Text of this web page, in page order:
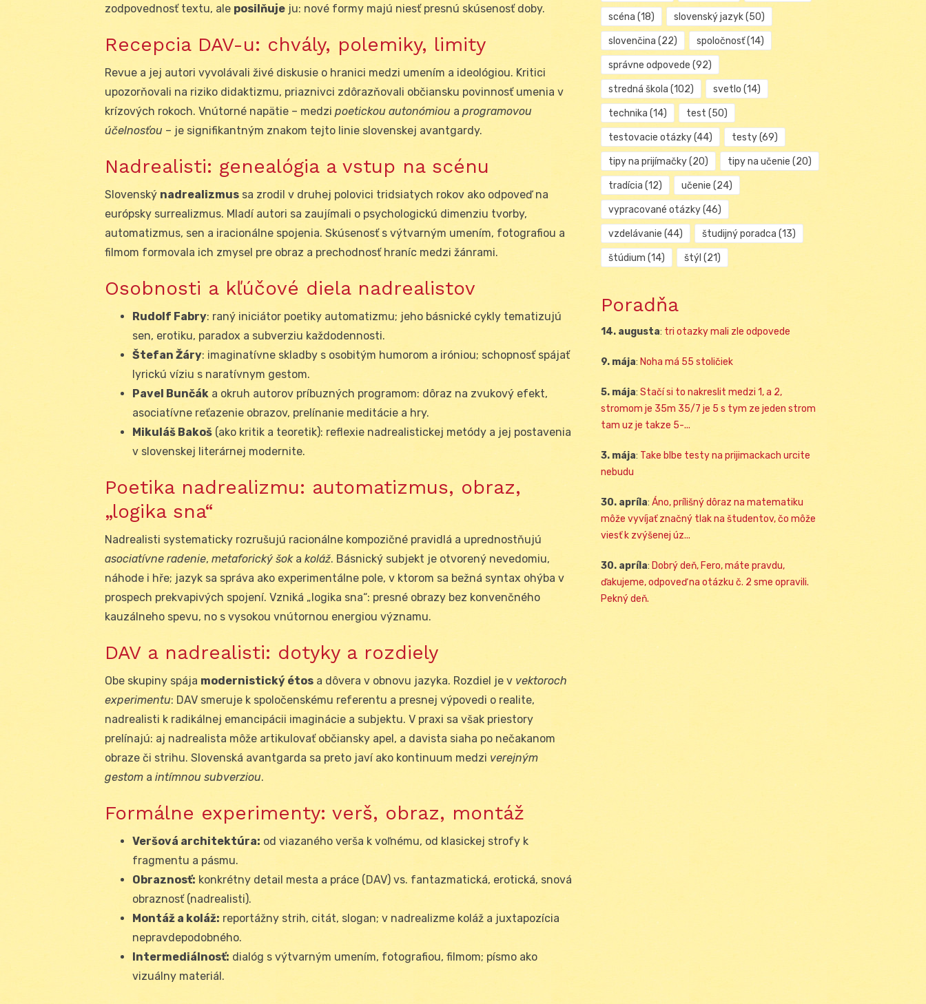
zodpovednosť textu, ale posilňuje ju: nové formy majú niesť presnú skúsenosť doby.
Recepcia DAV-u: chvály, polemiky, limity
Revue a jej autori vyvolávali živé diskusie o hranici medzi umením a ideológiou. Kritici
upozorňovali na riziko didaktizmu, priaznivci zdôrazňovali občiansku povinnosť umenia v
krízových rokoch. Vnútorné napätie – medzi poetickou autonómiou a programovou
účelnosťou – je signifikantným znakom tejto linie slovenskej avantgardy.
Nadrealisti: genealógia a vstup na scénu
Slovenský nadrealizmus sa zrodil v druhej polovici tridsiatych rokov ako odpoveď na
európsky surrealizmus. Mladí autori sa zaujímali o psychologickú dimenziu tvorby,
automatizmus, sen a iracionálne spojenia. Skúsenosť s výtvarným umením, fotografiou a
filmom formovala ich zmysel pre obraz a prechodnosť hraníc medzi žánrami.
Osobnosti a kľúčové diela nadrealistov
Rudolf Fabry: raný iniciátor poetiky automatizmu; jeho básnické cykly tematizujú
sen, erotiku, paradox a subverziu každodennosti.
Štefan Žáry: imaginatívne skladby s osobitým humorom a iróniou; schopnosť spájať
lyrickú víziu s naratívnym gestom.
Pavel Bunčák a okruh autorov príbuzných programom: dôraz na zvukový efekt,
asociatívne reťazenie obrazov, prelínanie meditácie a hry.
Mikuláš Bakoš (ako kritik a teoretik): reflexie nadrealistickej metódy a jej postavenia
v slovenskej literárnej modernite.
Poetika nadrealizmu: automatizmus, obraz,
„logika sna“
Nadrealisti systematicky rozrušujú racionálne kompozičné pravidlá a uprednostňujú
asociatívne radenie, metaforický šoka koláž. Básnický subjekt je otvorený nevedomiu,
náhode i hře; jazyk sa správa ako experimentálne pole, v ktorom sa bežná syntax ohýba v
prospech prekvapivých spojení. Vzniká „logika sna“: presné obrazy bez konvenčného
kauzálneho spevu, no s vysokou vnútornou energiou významu.
DAV a nadrealisti: dotyky a rozdiely
Obe skupiny spája modernistický étos a dôvera v obnovu jazyka. Rozdiel je v vektoroch
experimentu: DAV smeruje k spoločenskému referentu a presnej výpovedi o realite,
nadrealisti k radikálnej emancipácii imaginácie a subjektu. V praxi sa však priestory
prelínajú: aj nadrealista môže artikulovať občiansky apel, a davista siaha po nečakanom
obraze či strihu. Slovenská avantgarda sa preto javí ako kontinuum medzi verejným
gestom a intímnou subverziou.
Formálne experimenty: verš, obraz, montáž
Veršová architektúra: od viazaného verša k voľnému, od klasickej strofy k
fragmentu a pásmu.
Obraznosť: konkrétny detail mesta a práce (DAV) vs. fantazmatická, erotická, snová
obraznosť (nadrealisti).
Montáž a koláž: reportážny strih, citát, slogan; v nadrealizme koláž a juxtapozícia
nepravdepodobného.
Intermediálnosť: dialóg s výtvarným umením, fotografiou, filmom; písmo ako
vizuálny materiál.
scéna (18) slovenský jazyk(50)
slovenčina (22) spoločnosť(14)
správne odpovede (92)
stredná škola (102) svetlo (14)
technika (14) test (50)
testovacie otázky(44) testy(69)
tipy na prijímačky(20) tipy na učenie (20)
tradícia (12) učenie (24)
vypracované otázky(46)
vzdelávanie (44) študijný poradca (13)
štúdium (14) štýl (21)
Poradňa
14. augusta: tri otazky mali zle odpovede
9. mája: Noha má 55 stoličiek
5. mája: Stačí si to nakreslit medzi 1, a 2,
stromom je 35m 35/7 je 5 s tym ze jeden strom
tam uz je takze 5-...
3. mája: Take blbe testy na prijimackach urcite
nebudu
30. apríla: Áno, prílišný dôraz na matematiku
môže vyvíjať značný tlak na študentov, čo môže
viesť k zvýšenej úz...
30. apríla: Dobrý deň, Fero, máte pravdu,
ďakujeme, odpoveď na otázku č. 2 sme opravili.
Pekný deň.